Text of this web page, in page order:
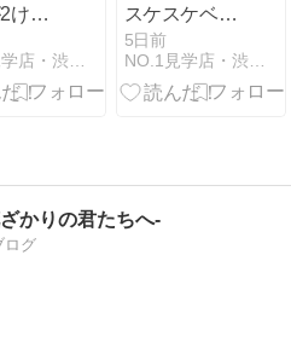
けた
激T
ー！
スケスケベビ
ードール&Tバ
ック！
5日前
かりの君たちへ-
ログ